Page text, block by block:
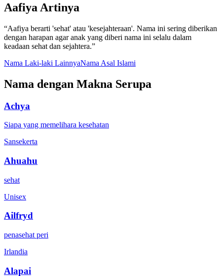
Aafiya Artinya
“Aafiya berarti 'sehat' atau 'kesejahteraan'. Nama ini sering diberikan
dengan harapan agar anak yang diberi nama ini selalu dalam
keadaan sehat dan sejahtera.”
Nama Laki-laki LainnyaNama Asal Islami
Nama dengan Makna Serupa
Achya
Siapa yang memelihara kesehatan
Sansekerta
Ahuahu
sehat
Unisex
Ailfryd
penasehat peri
Irlandia
Alapai